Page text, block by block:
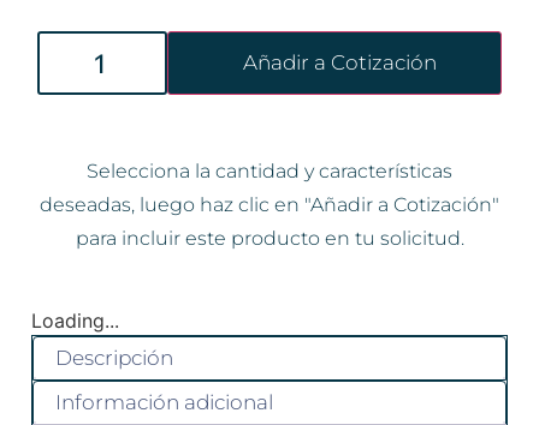
Añadir a Cotización
Selecciona la cantidad y características
deseadas, luego haz clic en "Añadir a Cotización"
para incluir este producto en tu solicitud.
Loading...
Descripción
Información adicional